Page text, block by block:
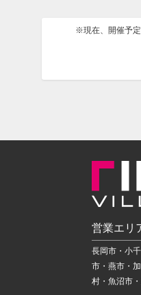
※現在、開催予
営業エリ
長岡市・小
市・燕市・
村・魚沼市